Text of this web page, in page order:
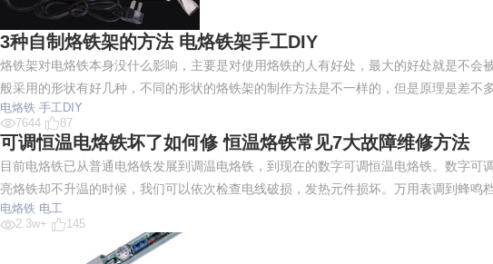
3种自制烙铁架的方法 电烙铁架手工DIY
烙铁架对电烙铁本身没什么影响，主要是对使用烙铁的人有好处，最大的好处就是不
般采用的形状有好几种，不同的形状的烙铁架的制作方法是不一样的，但是原理是差不
电烙铁 手工DIY
7644
87
可调恒温电烙铁坏了如何修 恒温烙铁常见7大故障维修方法
目前电烙铁已从普通电烙铁发展到调温电烙铁，到现在的数字可调恒温电烙铁。数字
亮烙铁却不升温的时候，我们可以依次检查电线破损，发热元件损坏。万用表调到蜂鸣
电烙铁 电工
2.3w+
145